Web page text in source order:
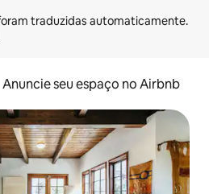
Anuncie seu espaço no Airbnb